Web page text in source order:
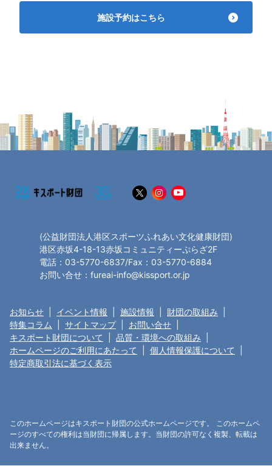
施設予約はこちら
(公益財団法人港区スポーツふれあい文化健康財団)
港区赤坂4-18-13赤坂コミュニティーぷらざ2F
電話：03-5770-6837/Fax：03-5770-6884
お問い合せ：fureai-info@kissport.or.jp
お知らせ イベント情報 施設情報 財団の取組み
特集コラム
サイトマップ お問い合せ
キスポート財団について
品質・環境への取組み
ホームページのご利用にあたって
個人情報保護について
特定商取引法に基づく表示
このホームページはキスポート財団の公式ホームページです。 このホームペ
ージのすべての権利は当財団に帰属します。当財団の許可なく複製、転載は
出来ません。